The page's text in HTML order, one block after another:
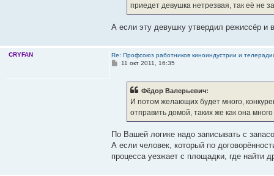
приедет девушка нетрезвая, так её не
А если эту девушку утвердил режиссёр и
CRYFAN
Re: Профсоюз работников киноиндустрии и
С11 окт 2011, 16:35
Фёдор Валерьевич:
И потом желающих будет много,
отправить домой, таких же как она
По Вашей логике надо записывать с
А если человек, который по
процесса уезжает с площадки, где найти